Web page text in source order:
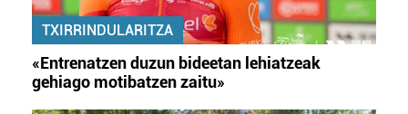
TXIRRINDULARITZA
«Entrenatzen duzun bideetan lehiatzeak
gehiago motibatzen zaitu»